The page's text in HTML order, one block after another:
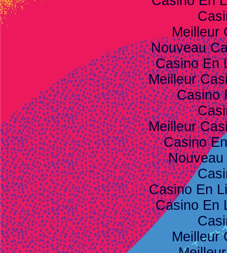
Meilleur
Nouveau
Casino En
Meilleur
Casino
Meilleur
Casino
Casino En
Casino En
Meilleur